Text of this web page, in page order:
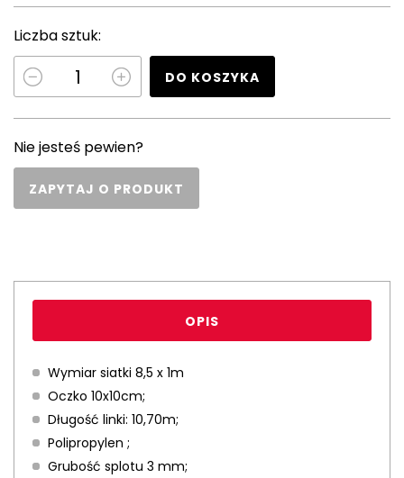
Liczba sztuk:
DO KOSZYKA
Nie jesteś pewien?
ZAPYTAJ O PRODUKT
OPIS
Wymiar siatki 8,5 x 1m
Oczko 10x10cm;
Długość linki: 10,70m;
Polipropylen ;
Grubość splotu 3 mm;